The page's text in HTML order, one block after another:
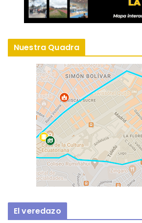
Nuestra Quadra
El veredazo